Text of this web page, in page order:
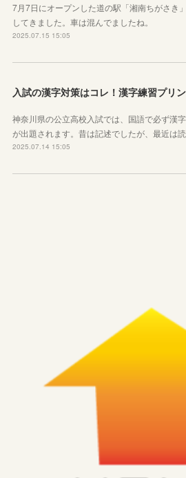
7月7日にオープンした道の駅「湘南ちがさき
してきました。車は混んでましたね。
2025.07.15 15:05
神奈川県の公立高校入試では、国語で必ず漢
が出題されます。昔は記述でしたが、最近は
2025.07.14 15:05